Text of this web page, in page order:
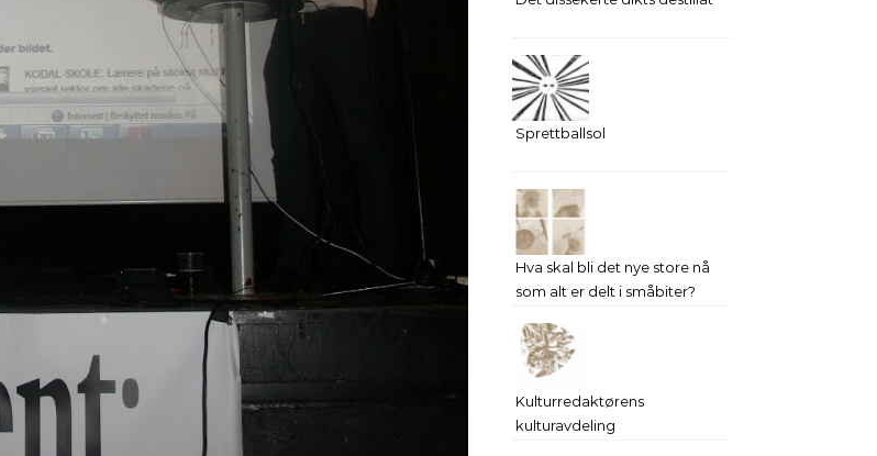
Sprettballsol
Hva skal bli det nye store nå
som alt er delt i småbiter?
Kulturredaktørens
kulturavdeling